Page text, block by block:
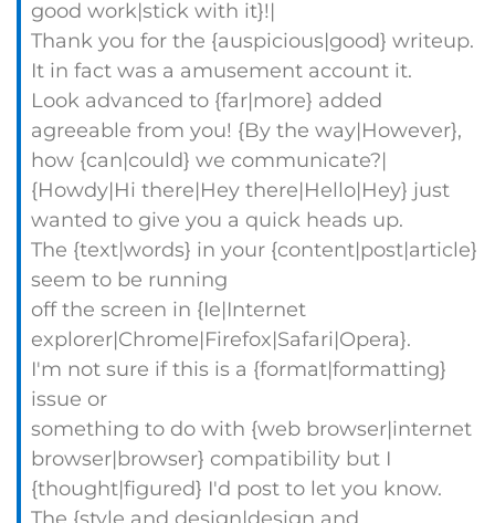
good work|stick with it}!|
Thank you for the {auspicious|good} writeup.
It in fact was a amusement account it.
Look advanced to {far|more} added
agreeable from you! {By the way|However},
how {can|could} we communicate?|
{Howdy|Hi there|Hey there|Hello|Hey} just
wanted to give you a quick heads up.
The {text|words} in your {content|post|article}
seem to be running
off the screen in {Ie|Internet
explorer|Chrome|Firefox|Safari|Opera}.
I'm not sure if this is a {format|formatting}
issue or
something to do with {web browser|internet
browser|browser} compatibility but I
{thought|figured} I'd post to let you know.